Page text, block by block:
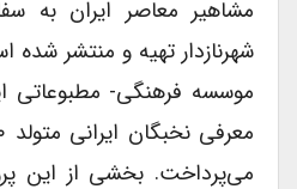
مشاهیر معاصر ایران به
شهرنازدار تهیه و منتشر شده
موسسه فرهنگی- مطبوعاتی